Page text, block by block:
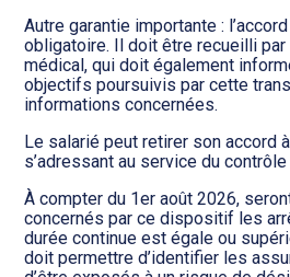
Autre garantie importante :
obligatoire. Il doit être recueilli
médical, qui doit également
objectifs poursuivis par cette
informations concernées.
Le salarié peut retirer son accord
s’adressant au service du
À compter du 1er août 2026,
concernés par ce dispositif les
durée continue est égale ou
doit permettre d’identifier les